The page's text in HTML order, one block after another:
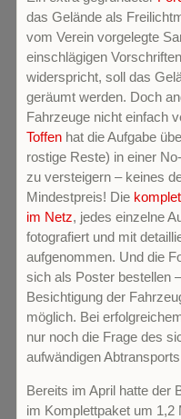
das Gelände als
vom Verein vorgelegte
einschlägigen
widerspricht, soll das
geräumt werden. Doch
Fahrzeuge nicht einfach
Toffen hat die Aufgabe
rostige Reste) in einer
zu versteigern – keines
Mindestpreis! Die
im Netz, jedes einzelne
fotografiert und mit
aufgenommen. Und die
sich als Poster bestellen
Besichtigung der
möglich. Bei
nur noch die Frage des
aufwändigen
Bereits im April hatte der
im Komplettpaket um 1,2